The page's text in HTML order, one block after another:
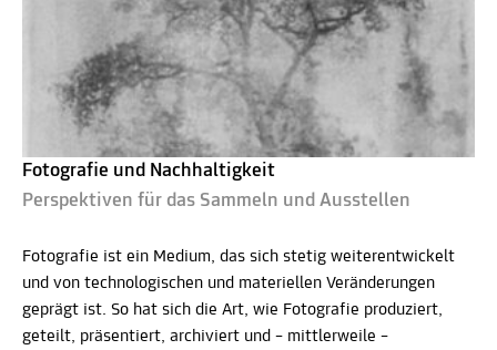
Fotografie und Nachhaltigkeit
Perspektiven für das Sammeln und Ausstellen
Fotografie ist ein Medium, das sich stetig weiterentwickelt
und von technologischen und materiellen Veränderungen
geprägt ist. So hat sich die Art, wie Fotografie produziert,
geteilt, präsentiert, archiviert und – mittlerweile –